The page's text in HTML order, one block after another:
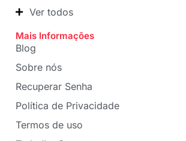
Ver todos
Mais Informações
Blog
Sobre nós
Recuperar Senha
Política de Privacidade
Termos de uso